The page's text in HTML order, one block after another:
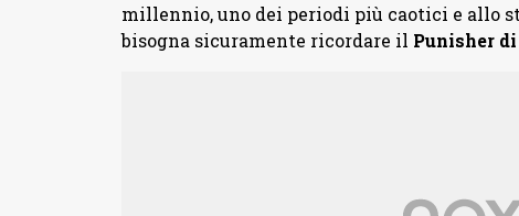
millennio, uno dei periodi più caotici e allo
bisogna sicuramente ricordare il Punisher